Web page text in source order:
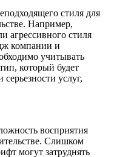
стиля для
Например,
агрессивного стиля
компании и
учитывать
который будет
услуг,
восприятия
Слишком
могут затруднять